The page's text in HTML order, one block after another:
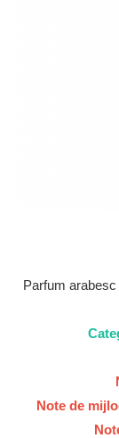
Parfumuri de
Parfumuri de
Parfumuri de
Montage
Wadi al
Parfum
Note de